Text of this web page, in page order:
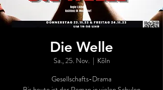
Die Welle
Sa., 25. Nov.
  |
Köln
Gesellschafts-Drama